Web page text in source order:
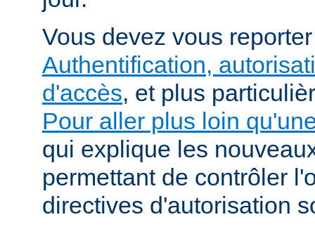
Vous devez vous
Authentification,
d'accès, et plus
Pour aller plus loin
qui explique les
permettant de contrôler
directives d'autorisation